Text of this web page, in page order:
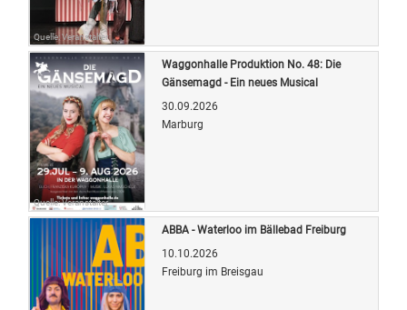
Quelle: Veranstalter
Quelle: Veranstalter
Waggonhalle Produktion No. 48: Die
Gänsemagd - Ein neues Musical
30.09.2026
Marburg
ABBA - Waterloo im Bällebad Freiburg
10.10.2026
Freiburg im Breisgau